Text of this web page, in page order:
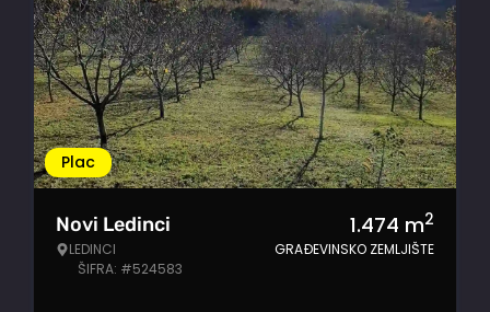
Plac
Novi Ledinci
LEDINCI
ŠIFRA: #524583
1.474 m2
GRAĐEVINSKO ZEMLJIŠTE